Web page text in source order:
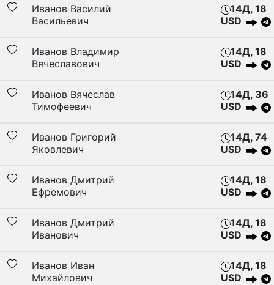
Иванов Василий
Васильевич
14Д, 18
USD
Иванов Владимир
Вячеславович
14Д, 18
USD
Иванов Вячеслав
Тимофеевич
14Д, 36
USD
Иванов Григорий
Яковлевич
14Д, 74
USD
Иванов Дмитрий
Ефремович
14Д, 18
USD
Иванов Дмитрий
Иванович
14Д, 18
USD
Иванов Иван
Михайлович
14Д, 18
USD